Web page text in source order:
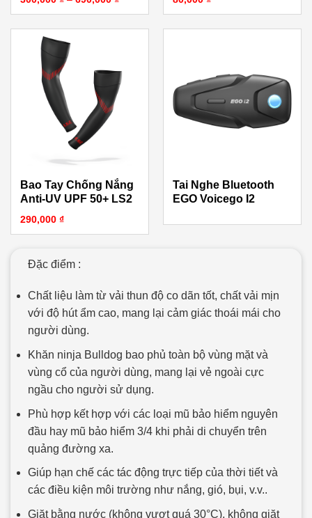
Bao Tay Chống Nắng
Anti-UV UPF 50+ LS2
290,000₫
Tai Nghe Bluetooth
EGO Voicego I2
Đặc điểm :
Chất liệu làm từ vải thun độ co dãn tốt, chất vải mịn
với độ hút ẩm cao, mang lại cảm giác thoái mái cho
người dùng.
Khăn ninja Bulldog bao phủ toàn bộ vùng mặt và
vùng cổ của người dùng, mang lại vẻ ngoài cực
ngầu cho người sử dụng.
Phù hợp kết hợp với các loại mũ bảo hiểm nguyên
đầu hay mũ bảo hiểm 3/4 khi phải di chuyển trên
quảng đường xa.
Giúp hạn chế các tác động trực tiếp của thời tiết và
các điều kiện môi trường như nắng, gió, bụi, v.v..
Giặt bằng nước (không vượt quá 30°C), không giặt